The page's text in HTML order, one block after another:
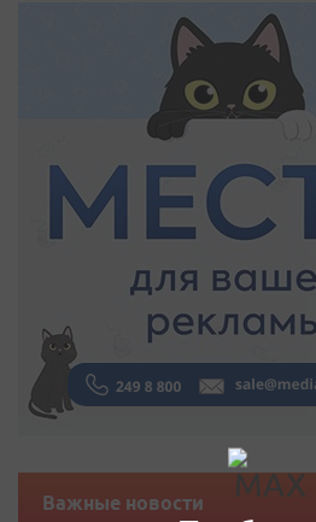
Важные новости